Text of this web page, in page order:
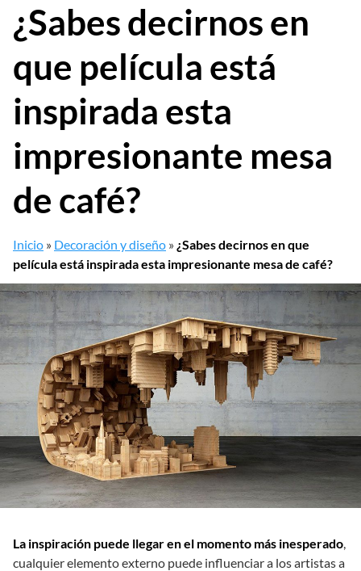
¿Sabes decirnos en
que película está
inspirada esta
impresionante mesa
de café?
Inicio » Decoración y diseño » ¿Sabes decirnos en que
película está inspirada esta impresionante mesa de café?
La inspiración puede llegar en el momento más inesperado
cualquier elemento externo puede influenciar a los artistas a